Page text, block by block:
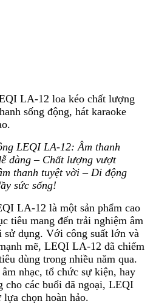
LA-12 loa kéo chất lượng
sống động, hát karaoke
LEQI LA-12: Âm thanh
dàng – Chất lượng vượt
thanh tuyệt vời – Di động
sức sống!
LA-12 là một sản phẩm cao
tiêu mang đến trải nghiệm âm
sử dụng. Với công suất lớn và
mẽ, LEQI LA-12 đã chiếm
dùng trong nhiều năm qua.
nhạc, tổ chức sự kiện, hay
cho các buổi dã ngoại, LEQI
chọn hoàn hảo.